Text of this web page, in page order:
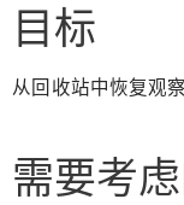
目标
从回收站中恢复观察
需要考